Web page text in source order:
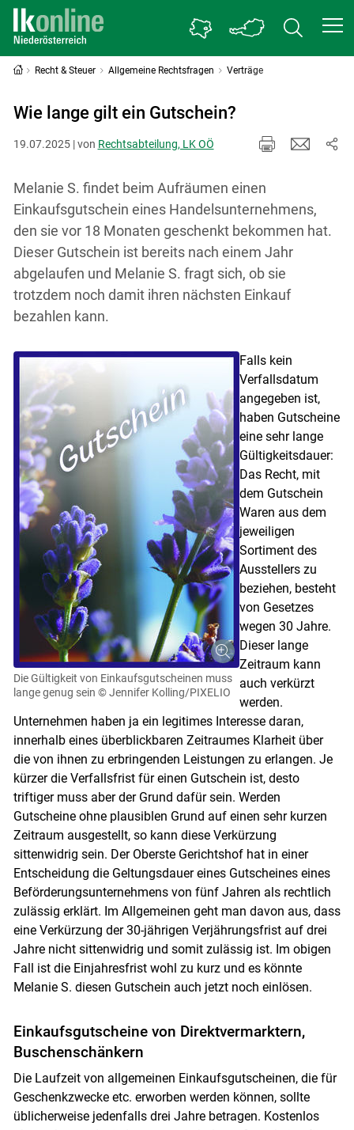
Skip to main content
Recht & Steuer Allgemeine Rechtsfragen Verträge
Wie lange gilt ein Gutschein?
19.07.2025 | von Rechtsabteilung, LK OÖ
Melanie S. findet beim Aufräumen einen
Einkaufsgutschein eines Handelsunternehmens,
den sie vor 18 Monaten geschenkt bekommen hat.
Dieser Gutschein ist bereits nach einem Jahr
abgelaufen und Melanie S. fragt sich, ob sie
trotzdem noch damit ihren nächsten Einkauf
bezahlen kann.
Die Gültigkeit von Einkaufsgutscheinen muss
lange genug sein © Jennifer Kolling/PIXELIO
Falls kein
Verfallsdatum
angegeben ist,
haben Gutscheine
eine sehr lange
Gültigkeitsdauer:
Das Recht, mit
dem Gutschein
Waren aus dem
jeweiligen
Sortiment des
Ausstellers zu
beziehen, besteht
von Gesetzes
wegen 30 Jahre.
Dieser lange
Zeitraum kann
auch verkürzt
werden.
Unternehmen haben ja ein legitimes Interesse daran,
innerhalb eines überblickbaren Zeitraumes Klarheit über
die von ihnen zu erbringenden Leistungen zu erlangen. Je
kürzer die Verfallsfrist für einen Gutschein ist, desto
triftiger muss aber der Grund dafür sein. Werden
Gutscheine ohne plausiblen Grund auf einen sehr kurzen
Zeitraum ausgestellt, so kann diese Verkürzung
sittenwidrig sein. Der Oberste Gerichtshof hat in einer
Entscheidung die Geltungsdauer eines Gutscheines eines
Beförderungsunternehmens von fünf Jahren als rechtlich
zulässig erklärt. Im Allgemeinen geht man davon aus, dass
eine Verkürzung der 30-jährigen Verjährungsfrist auf drei
Jahre nicht sittenwidrig und somit zulässig ist. Im obigen
Fall ist die Einjahresfrist wohl zu kurz und es könnte
Melanie S. diesen Gutschein auch jetzt noch einlösen.
Einkaufsgutscheine von Direktvermarktern,
Buschenschänkern
Die Laufzeit von allgemeinen Einkaufsgutscheinen, die für
Geschenkzwecke etc. erworben werden können, sollte
üblicherweise jedenfalls drei Jahre betragen. Kostenlos